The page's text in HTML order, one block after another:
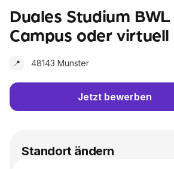
Duales Studium
Campus oder virtuell
📍 48143 Münster
Jetzt bewerben
Standort ändern